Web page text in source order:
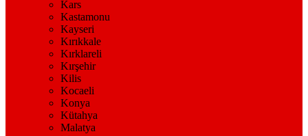
Kars
Kastamonu
Kayseri
Kırıkkale
Kırklareli
Kırşehir
Kilis
Kocaeli
Konya
Kütahya
Malatya